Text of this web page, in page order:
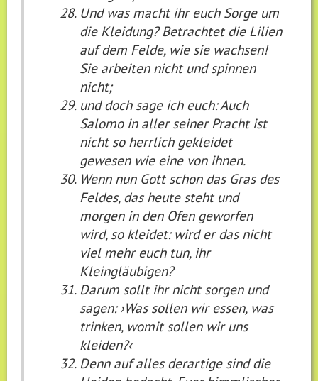
Und was macht ihr euch Sorge um
die Kleidung? Betrachtet die Lilien
auf dem Felde, wie sie wachsen!
Sie arbeiten nicht und spinnen
nicht;
und doch sage ich euch: Auch
Salomo in aller seiner Pracht ist
nicht so herrlich gekleidet
gewesen wie eine von ihnen.
Wenn nun Gott schon das Gras des
Feldes, das heute steht und
morgen in den Ofen geworfen
wird, so kleidet: wird er das nicht
viel mehr euch tun, ihr
Kleingläubigen?
Darum sollt ihr nicht sorgen und
sagen: ›Was sollen wir essen, was
trinken, womit sollen wir uns
kleiden?‹
Denn auf alles derartige sind die